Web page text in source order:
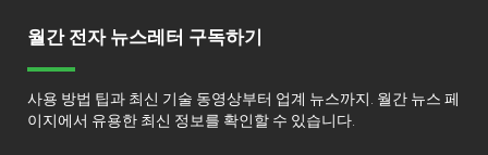
월간 전자 뉴스레터 구독하기
사용 방법 팁과 최신 기술 동영상부터 업계 뉴스까지. 월간 뉴스 페
이지에서 유용한 최신 정보를 확인할 수 있습니다.